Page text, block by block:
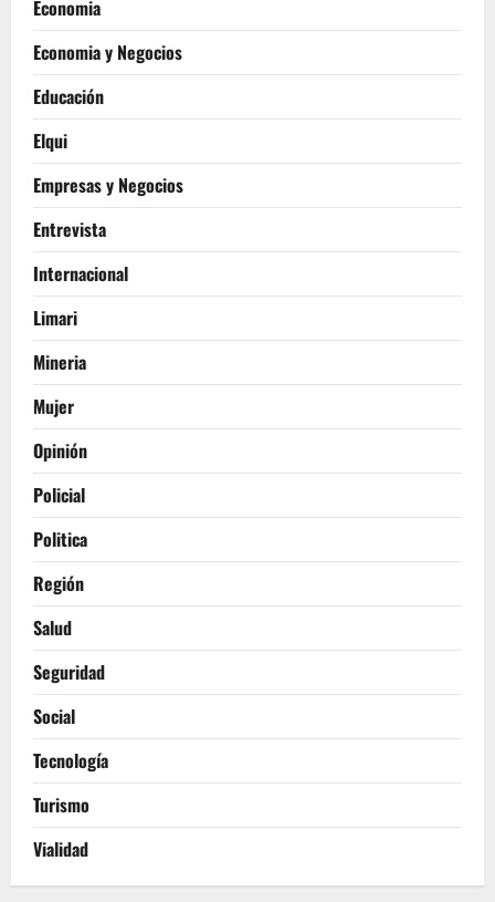
Economia
Economia y Negocios
Educación
Elqui
Empresas y Negocios
Entrevista
Internacional
Limari
Mineria
Mujer
Opinión
Policial
Politica
Región
Salud
Seguridad
Social
Tecnología
Turismo
Vialidad